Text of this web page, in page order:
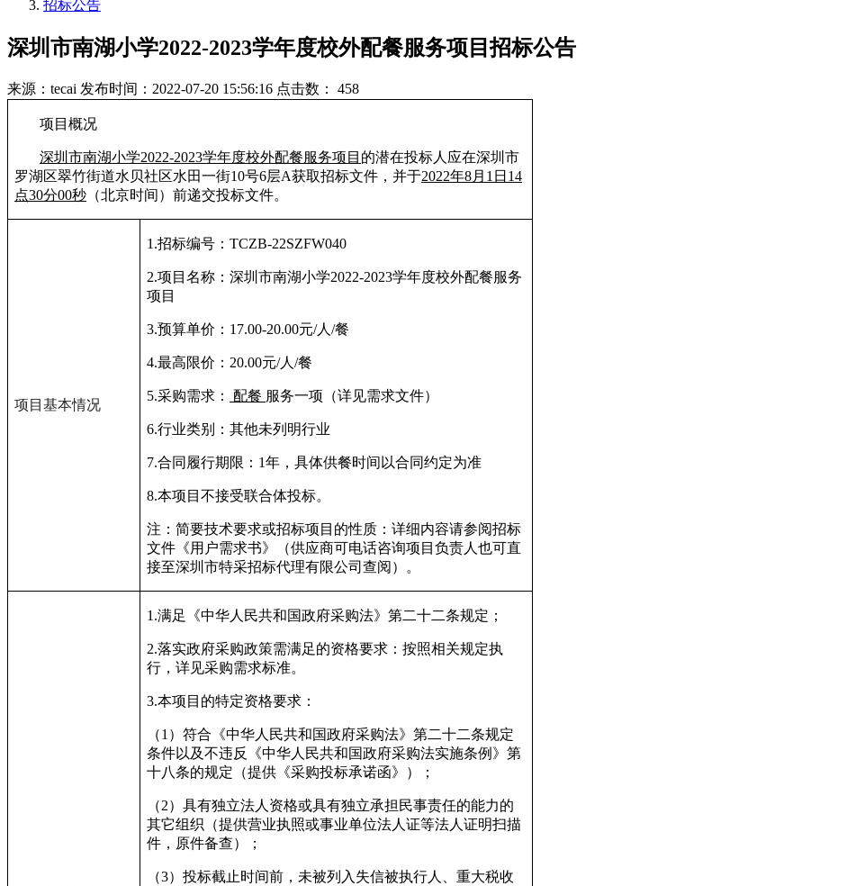
招标公告
深圳市南湖小学2022-2023学年度校外配餐服务项目招标公告
来源：tecai 发布时间：2022-07-20 15:56:16 点击数： 458
项目概况
深圳市南湖小学2022-2023学年度校外配餐服务项目 的潜在投标人应在深圳市
罗湖区翠竹街道水贝社区水田一街10号6层A获取招标文件，并于2022年8月 1 日 14
点30分00秒 （北京时间）前递交投标文件。
项目基本情况
1.招标编号： TCZB-22SZFW040
2.项目名称：深圳市南湖小学2022-2023学年度校外配餐服务
项目
3.预算单价： 17.00-20.00元/人 /餐
4.最高限价： 20.00元/人 /餐
5.采购需求： 配餐 服务一项（详见需求文件）
6.行业类别：其他未列明行业
7.合同履行期限： 1年，具体供餐时间以合同约定为准
8.本项目不接受联合体投标。
注：简要技术要求或招标项目的性质：详细内容请参阅招标
文件《用户需求书》（供应商可电话咨询项目负责人也可直
接至深圳市特采招标代理有限公司查阅）。
1.满足《中华人民共和国政府采购法》第二十二条规定；
2.落实政府采购政策需满足的资格要求：按照相关规定执
行，详见采购需求标准。
3.本项目的特定资格要求：
（1 ）符合《中华人民共和国政府采购法》第二十二条规定
条件以及不违反
《中华人民共和国政府采购法实施条例》第
十八条的规定 （提供《采购投标承诺函》）；
（2）具有独立法人资格或具有独立承担民事责任的能力的
其它组织（提供营业执照或事业单位法人证等法人证明扫描
件，原件备查）；
（3）投标截止时间前，未被列入失信被执行人、重大税收